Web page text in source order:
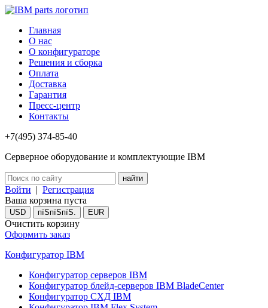
Главная
О нас
О конфигураторе
Решения и сборка
Оплата
Доставка
Гарантия
Пресс-центр
Контакты
+7(495) 374-85-40
Серверное оборудование и комплектующие IBM
Войти | Регистрация
Ваша корзина пуста
USD пїЅпїЅпїЅ. EUR
Очистить корзину
Оформить заказ
Конфигуратор IBM
Конфигуратор серверов IBM
Конфигуратор блейд-серверов IBM BladeCenter
Конфигуратор СХД IBM